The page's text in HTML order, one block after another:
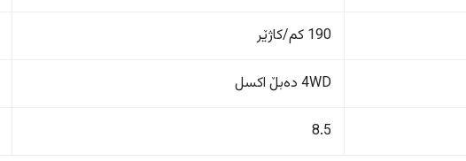
190 کم/کاژێر
4WD دەبڵ اکسل
8.5